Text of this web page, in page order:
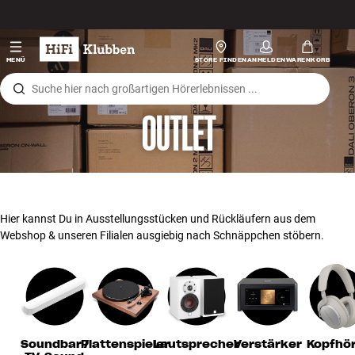
MENÜ STORE FINDENANMELDENWARENKORB
Hi-Fi
Lautsprecher
Plattenspieler
Kopfhörer
Surround
Systeme
Kabel
OUTLET
Hier kannst Du in Ausstellungsstücken und Rückläufern aus dem
Webshop & unseren Filialen ausgiebig nach Schnäppchen stöbern.
Soundbar /PlattenspielerLautsprecherVerstärker